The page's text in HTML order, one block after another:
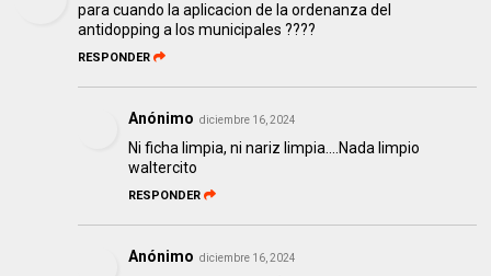
para cuando la aplicacion de la ordenanza del
antidopping a los municipales ????
RESPONDER
Anónimo diciembre 16, 2024
Ni ficha limpia, ni nariz limpia....Nada limpio
waltercito
RESPONDER
Anónimo diciembre 16, 2024